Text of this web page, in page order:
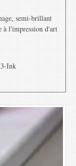
semi-brillant
à l'impression d'art
Ink